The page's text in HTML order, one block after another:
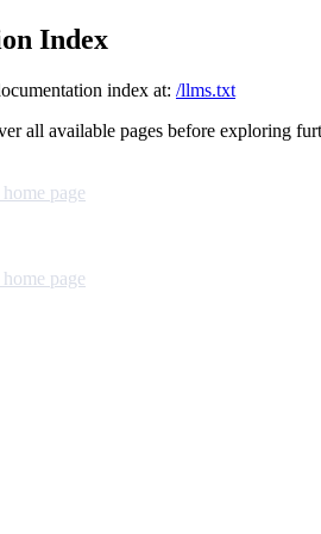
Index
index at: /llms.txt
all available pages before exploring
home page
home page